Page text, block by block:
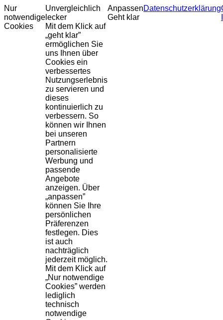
Nur
notwendige
Cookies
Unvergleichlich
lecker
Mit dem Klick auf
„geht klar”
ermöglichen Sie
uns Ihnen über
Cookies ein
verbessertes
Nutzungserlebnis
zu servieren und
dieses
kontinuierlich zu
verbessern. So
können wir Ihnen
bei unseren
Partnern
personalisierte
Werbung und
passende
Angebote
anzeigen. Über
„anpassen”
können Sie Ihre
persönlichen
Präferenzen
festlegen. Dies
ist auch
nachträglich
jederzeit möglich.
Mit dem Klick auf
„Nur notwendige
Cookies” werden
lediglich
technisch
notwendige
Anpassen
Geht klar
Datenschutzerklärung